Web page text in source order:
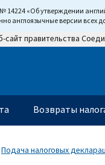
14224 «Об утверждении
англоязычные версии
правительства
Возвраты
Подача налоговых